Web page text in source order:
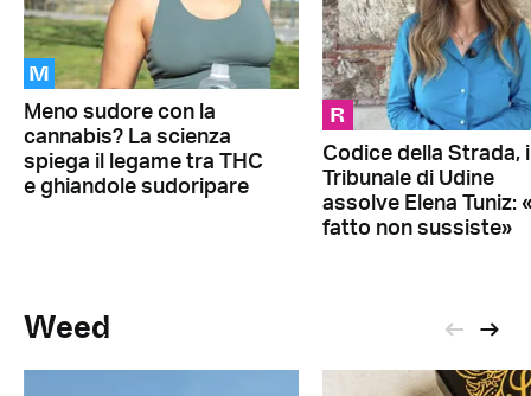
M
Meno sudore con la
cannabis? La scienza
spiega il legame tra THC
e ghiandole sudoripare
R
Codice della Strada,
Tribunale di Udine
assolve Elena Tuniz:
fatto non sussiste»
Weed